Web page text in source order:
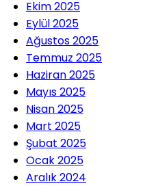
Ekim 2025
Eylül 2025
Ağustos 2025
Temmuz 2025
Haziran 2025
Mayıs 2025
Nisan 2025
Mart 2025
Şubat 2025
Ocak 2025
Aralık 2024